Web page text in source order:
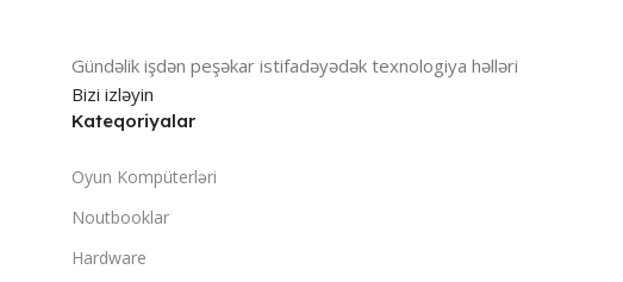
Gündəlik işdən peşəkar istifadəyədək texnologiya həlləri
Bizi izləyin
Kateqoriyalar
Oyun Kompüterləri
Noutbooklar
Hardware